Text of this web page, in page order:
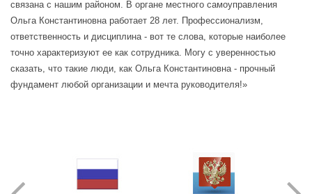
связана с нашим районом. В органе местного самоуправления
Ольга Константиновна работает 28 лет. Профессионализм,
ответственность и дисциплина - вот те слова, которые наиболее
точно характеризуют ее как сотрудника. Могу с уверенностью
сказать, что такие люди, как Ольга Константиновна - прочный
фундамент любой организации и мечта руководителя!»